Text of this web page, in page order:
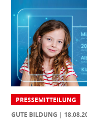
PRESSEMITTEILUNG
GUTE BILDUNG